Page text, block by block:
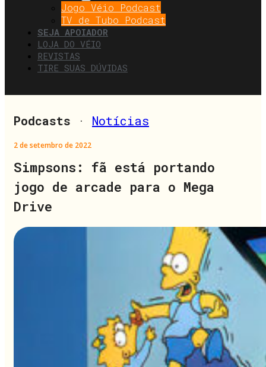
Jogo Véio Podcast
TV de Tubo Podcast
SEJA APOIADOR
LOJA DO VÉIO
REVISTAS
TIRE SUAS DÚVIDAS
Podcasts · Notícias
2 de setembro de 2022
Simpsons: fã está portando
jogo de arcade para o Mega
Drive